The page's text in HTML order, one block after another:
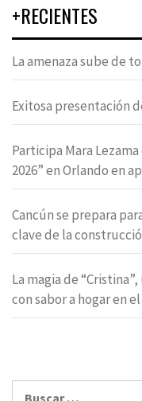
+RECIENTES
La amenaza sube de
Exitosa presentación
Participa Mara
2026” en Orlando en
Cancún se prepara
clave de la
La magia de
con sabor a hogar en